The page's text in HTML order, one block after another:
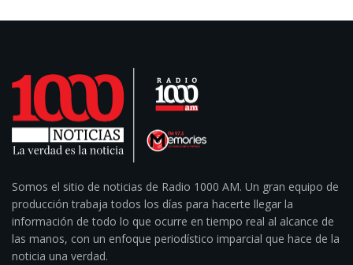
Somos el sitio de noticias de Radio 1000 AM. Un gran equipo de
producción trabaja todos los días para hacerte llegar la
información de todo lo que ocurre en tiempo real al alcance de
las manos, con un enfoque periodístico imparcial que hace de la
noticia una verdad.